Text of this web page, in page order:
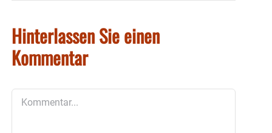
Hinterlassen Sie einen
Kommentar